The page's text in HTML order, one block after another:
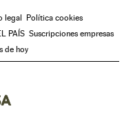
legal
Política cookies
PAÍS Suscripciones empresas
de hoy